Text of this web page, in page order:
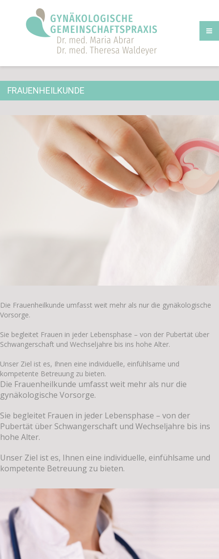
FRAUENHEILKUNDE
Die Frauenheilkunde umfasst weit mehr als nur die gynäkologische
Vorsorge.
Sie begleitet Frauen in jeder Lebensphase – von der Pubertät über
Schwangerschaft und Wechseljahre bis ins hohe Alter.
Unser Ziel ist es, Ihnen eine individuelle, einfühlsame und
kompetente Betreuung zu bieten.
Die Frauenheilkunde umfasst weit mehr als nur die
gynäkologische Vorsorge.
Sie begleitet Frauen in jeder Lebensphase – von der
Pubertät über Schwangerschaft und Wechseljahre bis ins
hohe Alter.
Unser Ziel ist es, Ihnen eine individuelle, einfühlsame und
kompetente Betreuung zu bieten.